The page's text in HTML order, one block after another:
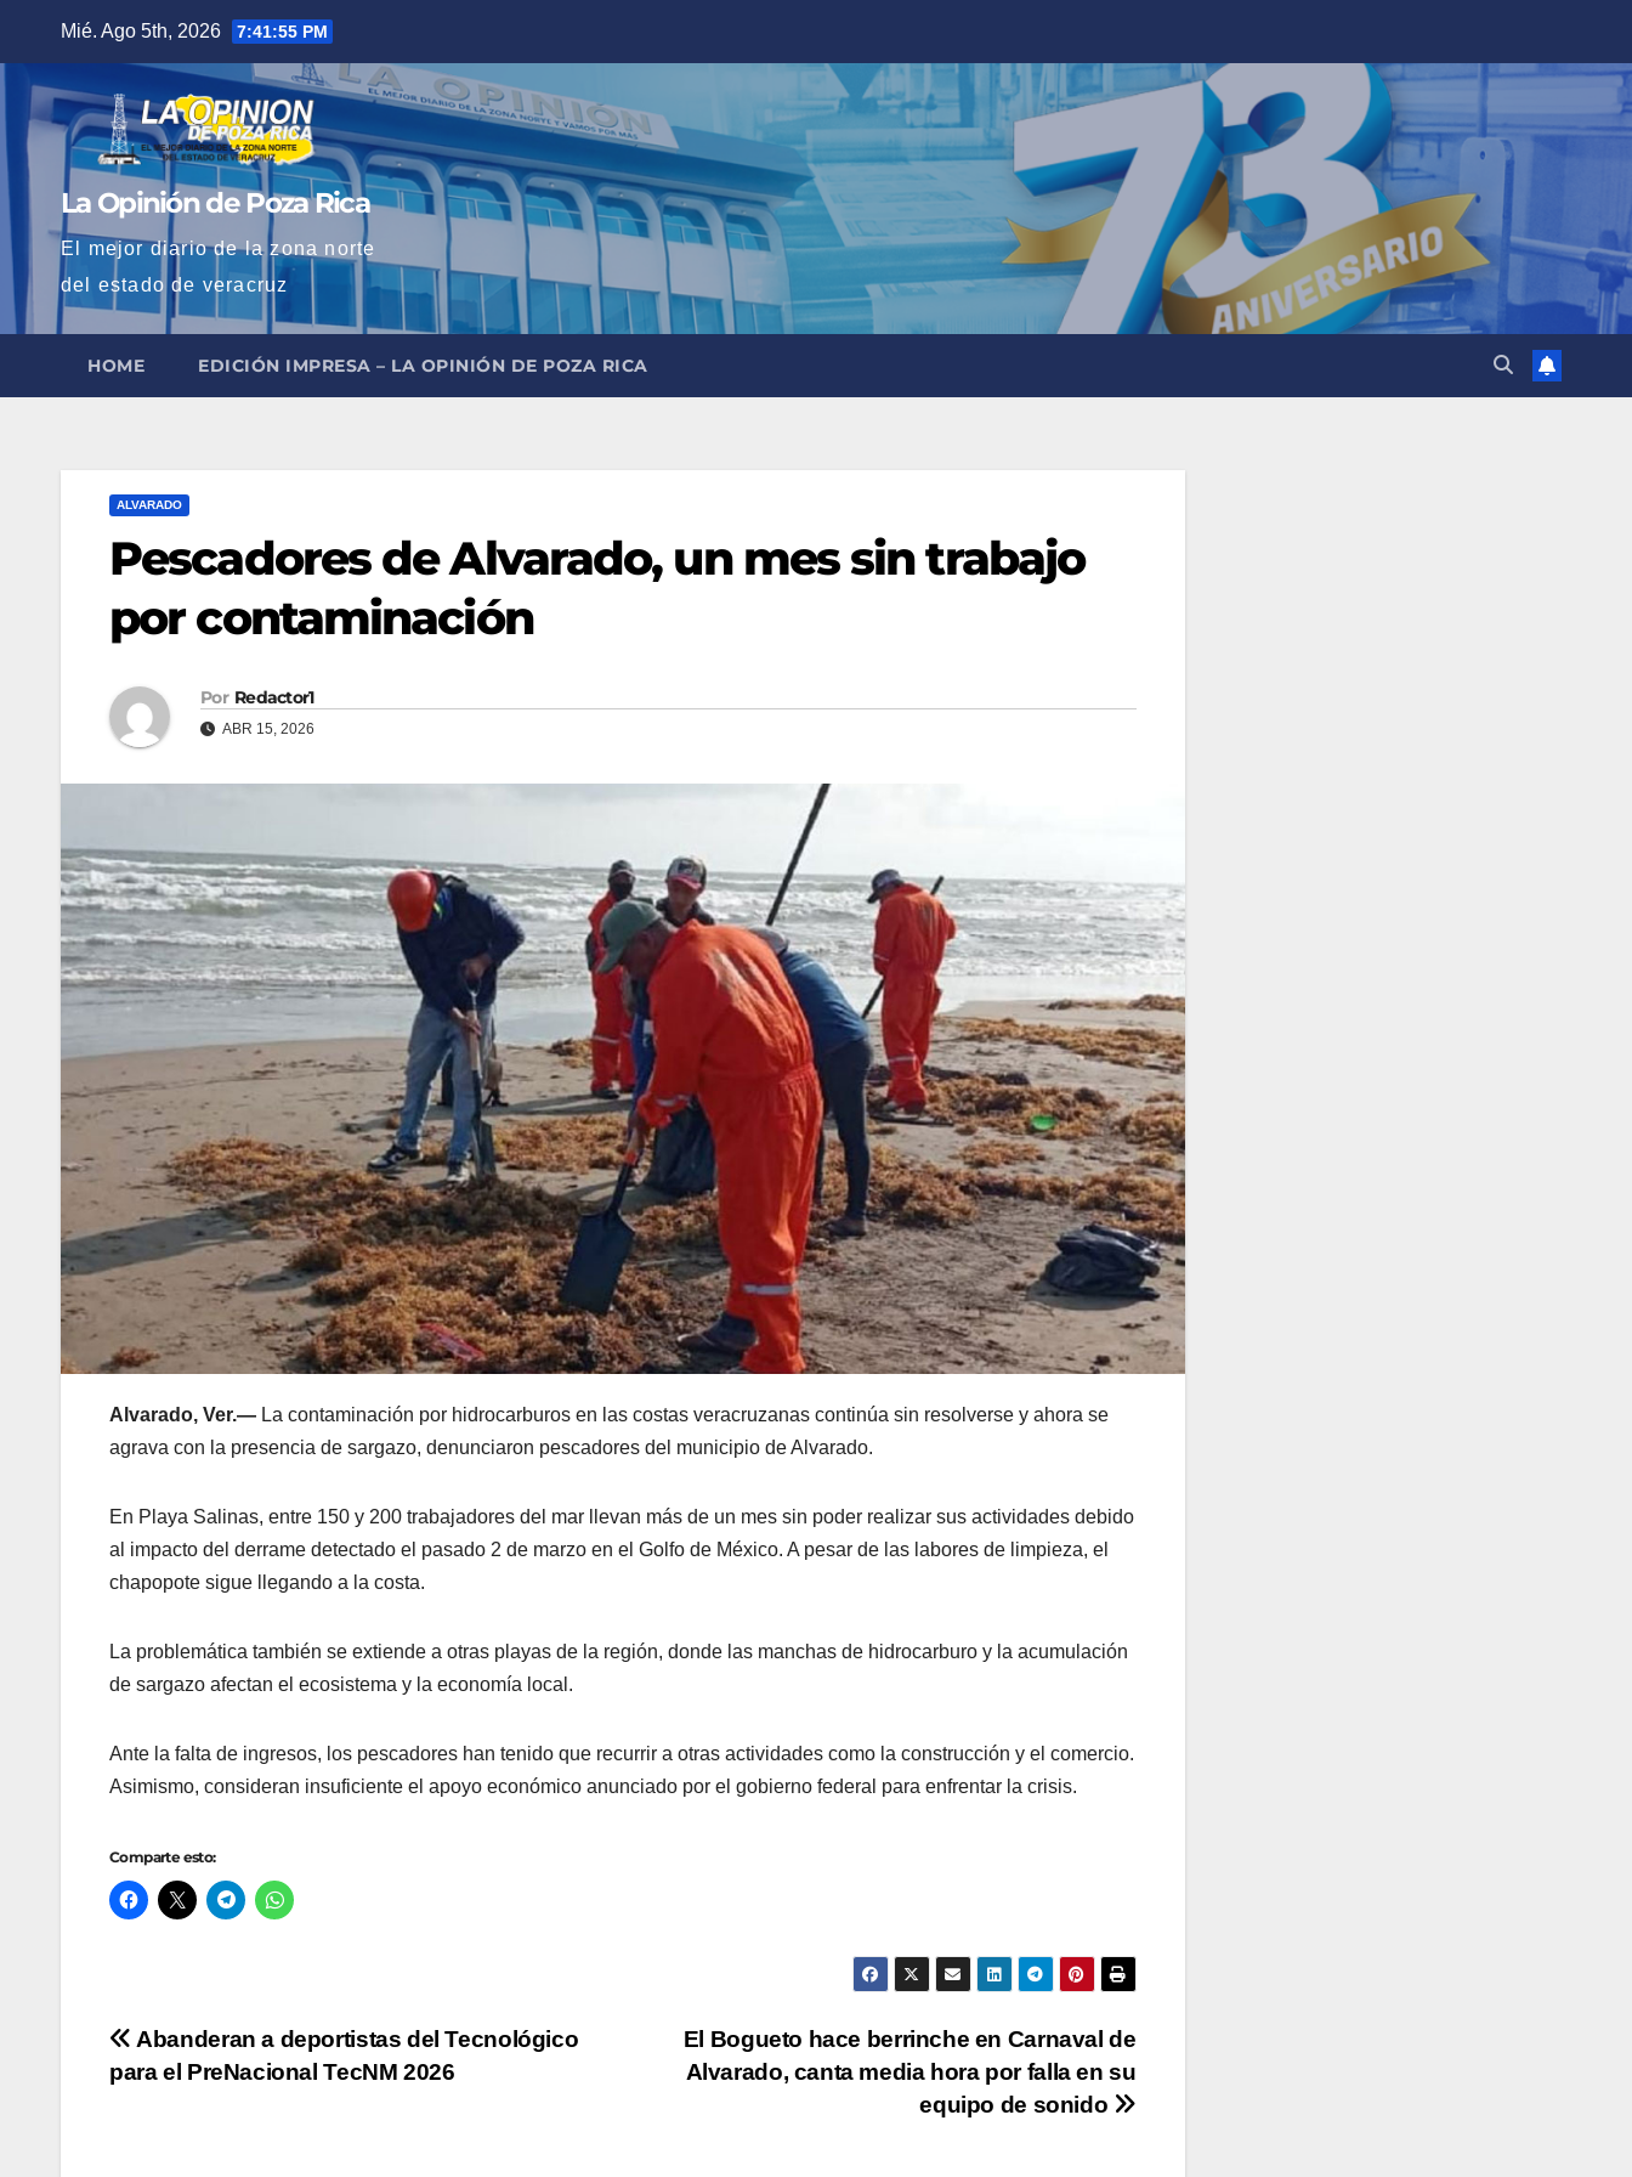
contenido
Mié. Ago 5th, 2026 7:41:56 PM
La Opinión de Poza Rica
El mejor diario de la zona norte
del estado de veracruz
HOME EDICIÓN IMPRESA – LA OPINIÓN DE POZA RICA
ALVARADO
Pescadores de Alvarado, un mes sin trabajo
por contaminación
Por Redactor1
ABR 15, 2026
Alvarado, Ver.— La contaminación por hidrocarburos en las costas veracruzanas continúa sin resolverse y ahora se
agrava con la presencia de sargazo, denunciaron pescadores del municipio de Alvarado.
En Playa Salinas, entre 150 y 200 trabajadores del mar llevan más de un mes sin poder realizar sus actividades debido
al impacto del derrame detectado el pasado 2 de marzo en el Golfo de México. A pesar de las labores de limpieza, el
chapopote sigue llegando a la costa.
La problemática también se extiende a otras playas de la región, donde las manchas de hidrocarburo y la acumulación
de sargazo afectan el ecosistema y la economía local.
Ante la falta de ingresos, los pescadores han tenido que recurrir a otras actividades como la construcción y el comercio.
Asimismo, consideran insuficiente el apoyo económico anunciado por el gobierno federal para enfrentar la crisis.
Comparte esto:
Navegación
de
El Bogueto hace berrinche en Carnaval de
Alvarado, canta media hora por falla en su
equipo de sonido
Abanderan a deportistas del Tecnológico
para el PreNacional TecNM 2026